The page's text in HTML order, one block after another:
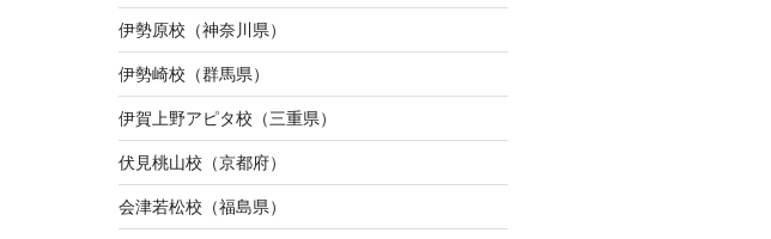
伊勢原校（神奈川県）
伊勢崎校（群馬県）
伊賀上野アピタ校（三重県）
伏見桃山校（京都府）
会津若松校（福島県）